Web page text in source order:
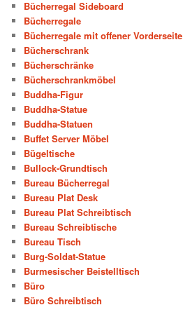
Bücherregal Sideboard
Bücherregale
Bücherregale mit offener Vorderseite
Bücherschrank
Bücherschränke
Bücherschrankmöbel
Buddha-Figur
Buddha-Statue
Buddha-Statuen
Buffet Server Möbel
Bügeltische
Bullock-Grundtisch
Bureau Bücherregal
Bureau Plat Desk
Bureau Plat Schreibtisch
Bureau Schreibtische
Bureau Tisch
Burg-Soldat-Statue
Burmesischer Beistelltisch
Büro
Büro Schreibtisch